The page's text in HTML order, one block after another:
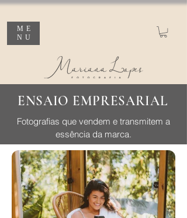
ME
NU
ENSAIO EMPRESARIAL
Fotografias que vendem e transmitem a
essência da marca.